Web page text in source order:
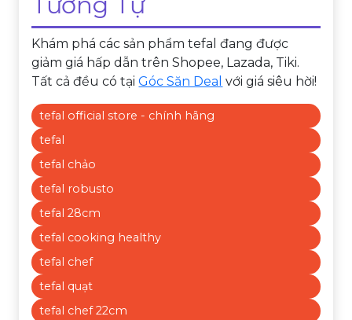
Khám phá các sản phẩm tefal đang được
giảm giá hấp dẫn trên Shopee, Lazada, Tiki.
Tất cả đều có tạiGóc Săn Deal với giá siêu hời!
tefal official store - chính hãng
tefal
tefal chảo
tefal robusto
tefal 28cm
tefal cooking healthy
tefal chef
tefal quạt
tefal chef 22cm